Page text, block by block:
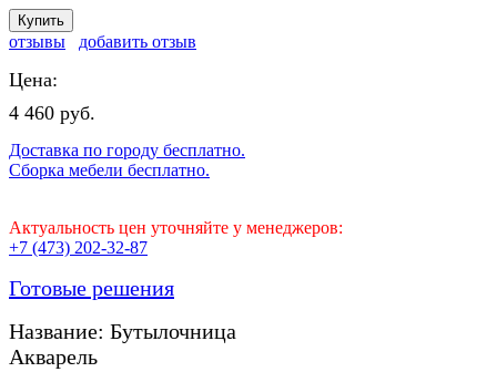
отзывы добавить отзыв
Цена:
4 460 руб.
Доставка по городу бесплатно.
Сборка мебели бесплатно.
Актуальность цен уточняйте у менеджеров:
+7 (473) 202-32-87
Готовые решения
Название: Бутылочница
Акварель